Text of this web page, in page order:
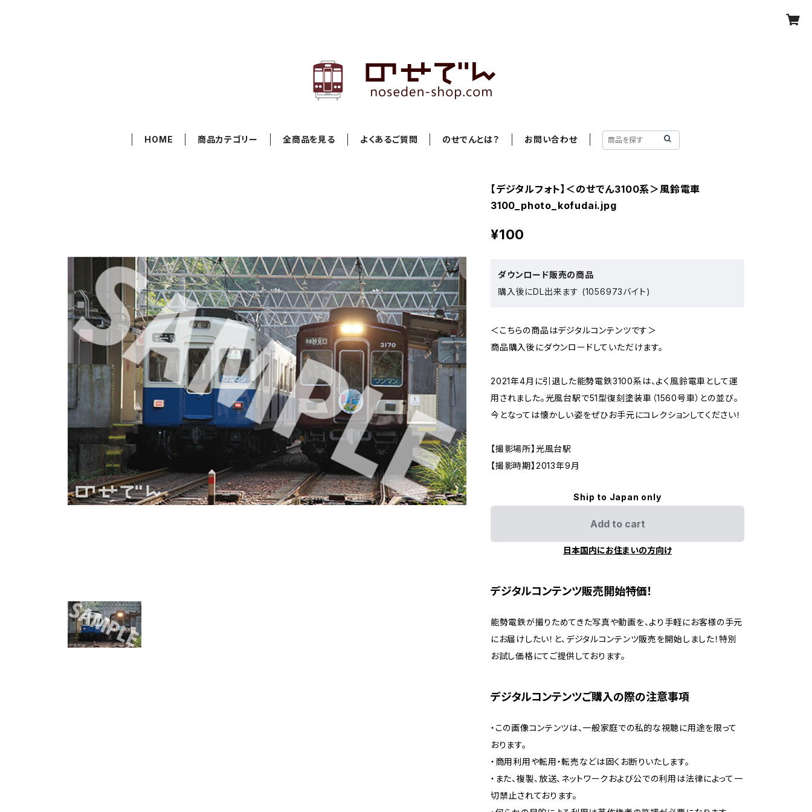
HOME 商品カテゴリー 全商品を見る よくあるご質問 のせでんとは？ お問い合わせ
【デジタルフォト】＜のせでん3100系＞風鈴電車
3100_photo_kofudai.jpg
¥100
ダウンロード販売の商品
購入後にDL出来ます (1056973バイト)
＜こちらの商品はデジタルコンテンツです＞
商品購入後にダウンロードしていただけます。
2021年4月に引退した能勢電鉄3100系は、よく風鈴電車として運
用されました。光風台駅で51型復刻塗装車（1560号車）との並び。
今となっては懐かしい姿をぜひお手元にコレクションしてください！
【撮影場所】光風台駅
【撮影時期】2013年9月
Ship to Japan only
Add to cart
日本国内にお住まいの方向け
デジタルコンテンツ販売開始特価！
能勢電鉄が撮りためてきた写真や動画を、より手軽にお客様の手元
にお届けしたい！と、デジタルコンテンツ販売を開始しました！特別
お試し価格にてご提供しております。
デジタルコンテンツご購入の際の注意事項
・この画像コンテンツは、一般家庭での私的な視聴に用途を限って
おります。
・商用利用や転用・転売などは固くお断りいたします。
・また、複製、放送、ネットワークおよび公での利用は法律によって一
切禁止されております。